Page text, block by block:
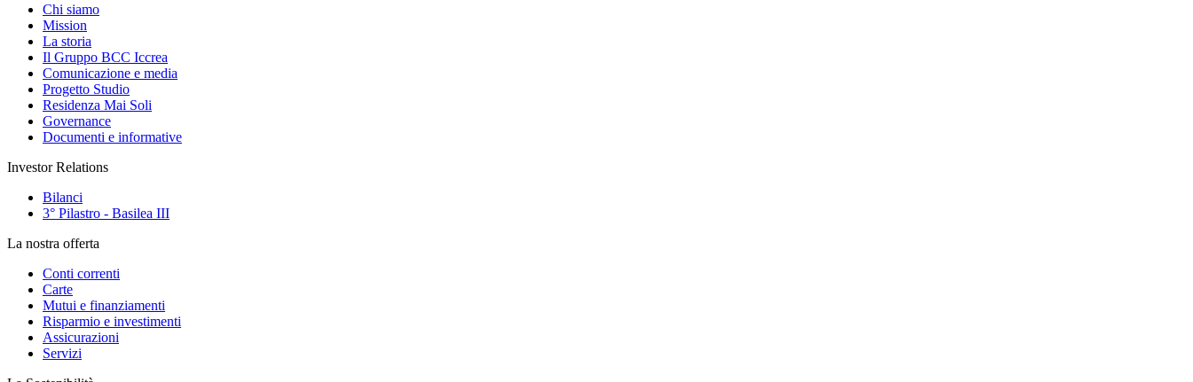
Chi siamo
Mission
La storia
Il Gruppo BCC Iccrea
Comunicazione e media
Progetto Studio
Residenza Mai Soli
Governance
Documenti e informative
Investor Relations
Bilanci
3° Pilastro - Basilea III
La nostra offerta
Conti correnti
Carte
Mutui e finanziamenti
Risparmio e investimenti
Assicurazioni
Servizi